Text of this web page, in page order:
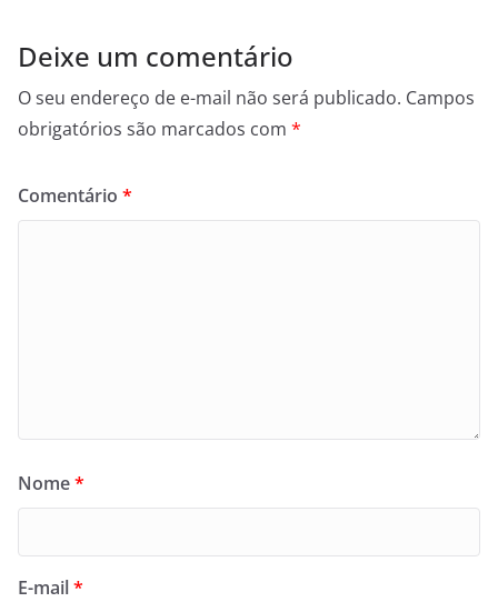
Deixe um comentário
O seu endereço de e-mail não será publicado. Campos
obrigatórios são marcados com *
Comentário *
Nome*
E-mail*